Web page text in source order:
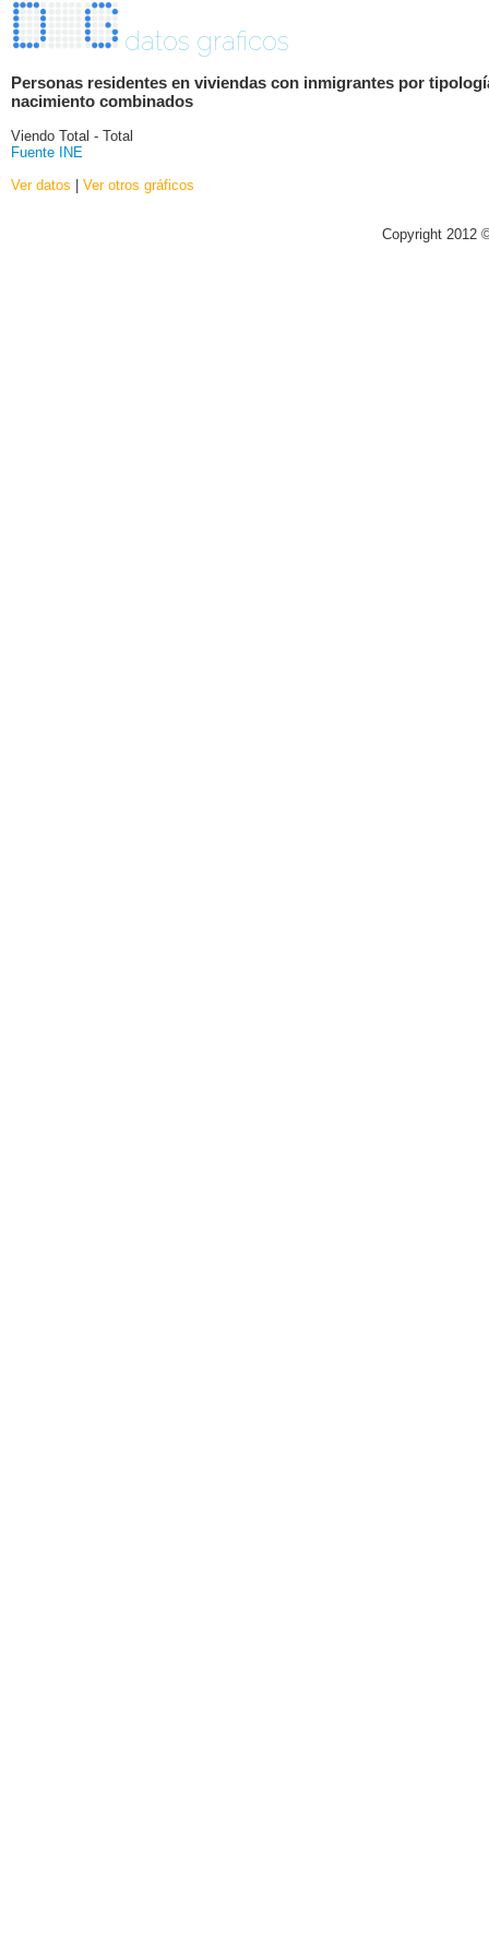
datos graficos
Personas residentes en viviendas con inmigrantes por
nacimiento combinados
Viendo Total - Total
Fuente INE
Ver datos | Ver otros gráficos
Copyright 2012